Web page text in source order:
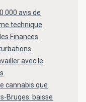
avis de
technique
Finances
avec le
cannabis que
Bruges: baisse